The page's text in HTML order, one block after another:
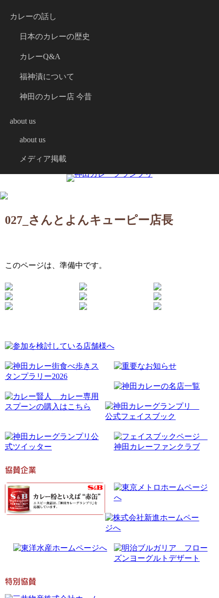
カレーの話し
日本のカレーの歴史
カレーQ&A
福神漬について
神田のカレー店 今昔
about us
about us
メディア掲載
027_さんとよんキューピー店長
このページは、準備中です。
協賛企業
特別協賛